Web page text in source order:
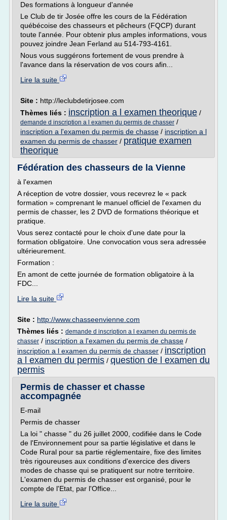
Des formations à longueur d'année
Le Club de tir Josée offre les cours de la Fédération
québécoise des chasseurs et pêcheurs (FQCP) durant
toute l'année. Pour obtenir plus amples informations, vous
pouvez joindre Jean Ferland au 514-793-4161.
Nous vous suggérons fortement de vous prendre à
l'avance dans la réservation de vos cours afin...
Lire la suite
Site : http://leclubdetirjosee.com
Thèmes liés : inscription a l examen theorique /
demande d inscription a l examen du permis de chasser /
inscription a l'examen du permis de chasse / inscription a l
examen du permis de chasser / pratique examen
theorique
Fédération des chasseurs de la Vienne
à l'examen
A réception de votre dossier, vous recevrez le « pack
formation » comprenant le manuel officiel de l'examen du
permis de chasser, les 2 DVD de formations théorique et
pratique.
Vous serez contacté pour le choix d'une date pour la
formation obligatoire. Une convocation vous sera adressée
ultérieurement.
Formation :
En amont de cette journée de formation obligatoire à la
FDC...
Lire la suite
Site : http://www.chasseenvienne.com
Thèmes liés : demande d inscription a l examen du permis de
chasser / inscription a l'examen du permis de chasse /
inscription a l examen du permis de chasser / inscription
a l examen du permis / question de l examen du
permis
Permis de chasser et chasse
accompagnée
E-mail
Permis de chasser
La loi " chasse " du 26 juillet 2000, codifiée dans le Code
de l'Environnement pour sa partie législative et dans le
Code Rural pour sa partie réglementaire, fixe des limites
très rigoureuses aux conditions d'exercice des divers
modes de chasse qui se pratiquent sur notre territoire.
L'examen du permis de chasser est organisé, pour le
compte de l'Etat, par l'Office...
Lire la suite